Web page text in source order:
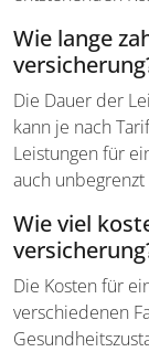
Wie lange
Die Dauer der
kann je nach
Leistungen für
auch
Wie viel
Die Kosten für
verschiedenen